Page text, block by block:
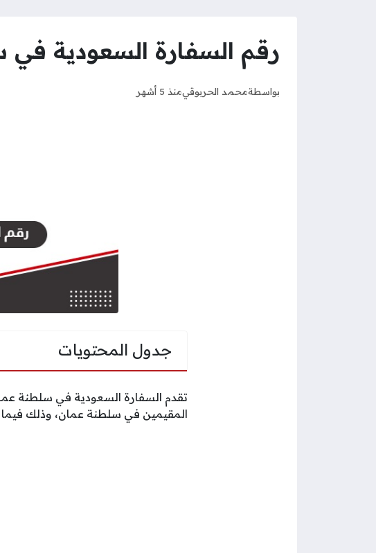
رقم السفارة السعودية
بواسطةمحمد الحربوقيمنذ 5 أشهر
جدول المحتويات
تقدم السفارة السعودية في سلطنة
المقيمين في سلطنة عمان، وذلك